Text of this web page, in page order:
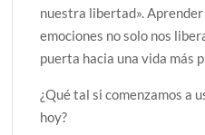
nuestra libertad».
emociones no solo nos
puerta hacia una vida más
¿Qué tal si comenzamos a
hoy?